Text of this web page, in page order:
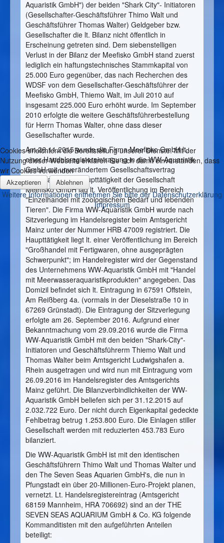
Aquaristik GmbH") der beiden "Shark City"- Initiatoren
(Gesellschafter-Geschäftsführer Thimo Walt und
Geschäftsführer Thomas Walter) Geldgeber bzw.
Gesellschafter die lt. Bilanz nicht öffentlich in
Erscheinung getreten sind. Dem siebenstelligen
Verlust in der Bilanz der Meefisko GmbH stand zuerst
lediglich ein haftungstechnisches Stammkapital von
25.000 Euro gegenüber, das nach Recherchen des
WDSF von dem Gesellschafter-Geschäftsführer der
Meefisko GmbH, Thiemo Walt, im Juli 2010 auf
insgesamt 225.000 Euro erhöht wurde. Im September
2010 erfolgte die weitere Geschäftsführerbestellung
für Herrn Thomas Walter, ohne dass dieser
Gesellschafter wurde.
Am 26.11.2015 wurde die Firma Meefisko GmbH lt.
einer Handelsregistereintragung in die WW-Aquaristik
GmbH mit unverändertem Gesellschaftsvertrag
umbenannt. Die Haupttätigkeit der Gesellschaft
Meefisko GmbH lag lt. Veröffentlichung im Bereich
"Einzelhandel mit zoologischem Bedarf und lebenden
Tieren". Die Firma WW-Aquaristik GmbH wurde nach
Sitzverlegung im Handelsregister beim Amtsgericht
Mainz unter der Nummer HRB 47009 registriert. Die
Haupttätigkeit liegt lt. einer Veröffentlichung im Bereich
"Großhandel mit Fertigwaren, ohne ausgeprägten
Schwerpunkt"; im Handelregister wird der Gegenstand
des Unternehmens WW-Aquaristik GmbH mit "Handel
mit Meerwasseraquaristikprodukten" angegeben. Das
Domizil befindet sich lt. Eintragung in 67591 Offstein,
Am Reißberg 4a. (vormals in der Dieselstraße 10 in
67269 Grünstadt). Die Eintragung der Sitzverlegung
erfolgte am 26. September 2016. Aufgrund einer
Bekanntmachung vom 29.09.2016 wurde die Firma
WW-Aquaristik GmbH mit den beiden "Shark-City"-
Initiatoren und Geschäftsführerm Thiemo Walt und
Thomas Walter beim Amtsgericht Ludwigshafen a.
Rhein ausgetragen und wird nun mit Eintragung vom
26.09.2016 im Handelsregister des Amtsgerichts
Mainz geführt. Die Bilanzverbindlichkeiten der WW-
Aquaristik GmbH beliefen sich per 31.12.2015 auf
2.032.722 Euro. Der nicht durch Eigenkapital gedeckte
Fehlbetrag betrug 1.253.800 Euro. Die Einlagen stiller
Gesellschaft werden mit reduzierten 453.783 Euro
bilanziert.
Die WW-Aquaristik GmbH ist mit den identischen
Geschäftsführern Thimo Walt und Thomas Walter und
den The Seven Seas Aquarien GmbH's, die nun in
Pfungstadt ein über 20-Millionen-Euro-Projekt planen,
vernetzt. Lt. Handelsregistereintrag (Amtsgericht
68159 Mannheim, HRA 706692) sind an der THE
SEVEN SEAS AQUARIUM GmbH & Co. KG folgende
Kommanditisten mit den aufgeführten Anteilen
beteiligt:
Cookies erleichtern die Bereitstellung unserer Dienste. Mit der
Nutzung dieser Webseite erklären Sie sich damit einverstanden, dass
wir Cookies verwenden
Akzeptieren Ablehnen
Weitere Informationen entnehmen Sie bitte der Datenschutzerklärung
Impressum